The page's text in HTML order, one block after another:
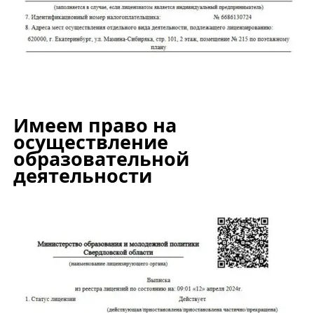
Имеем право на
осуществление
образовательной
деятельности